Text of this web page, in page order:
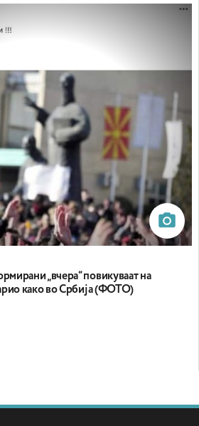
„вчера“ повикуваат на
како во Србија (ФОТО)